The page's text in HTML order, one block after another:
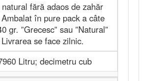
fără adaos de zahăr
în pure pack a câte
gr. ”Grecesc” sau ”Natural”
Livrarea se face zilnic.
Litru; decimetru cub